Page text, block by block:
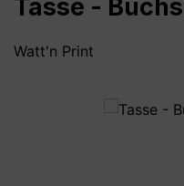
Tasse -
Watt'n Print
Bildergalerie